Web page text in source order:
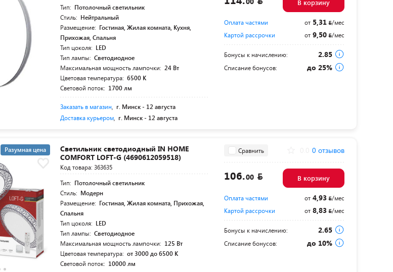
Тип: Потолочный светильник
Стиль: Нейтральный
Размещение: Гостиная, Жилая комната, Кухня,
Прихожая, Спальня
Тип цоколя: LED
Тип лампы: Светодиодное
Максимальная мощность лампочки: 24 Вт
Цветовая температура: 6500 К
Световой поток: 1700 лм
Заказать в магазин г. Минск - 12 августа
Доставка курьером г. Минск - 12 августа
В корзину
Оплата частями от5,31
/мес
Картой рассрочки
от9,50 /мес
Бонусы к начислению: 2.85
Списание бонусов: до 25%
Разумная цена
Светильник светодиодный IN HOME
COMFORT LOFT-G (4690612059518)
Код товара: 363635
Тип: Потолочный светильник
Стиль: Модерн
Размещение: Гостиная, Жилая комната, Прихожая,
Спальня
Тип цоколя: LED
Тип лампы: Светодиодное
Максимальная мощность лампочки: 125 Вт
Цветовая температура: от 3000 до 6500 K
Световой поток: 10000 лм
Сравнить 0 отзывов
106.00 В корзину
Оплата частями от4,93
/мес
Картой рассрочки
от8,83 /мес
Бонусы к начислению: 2.65
Списание бонусов: до 10%